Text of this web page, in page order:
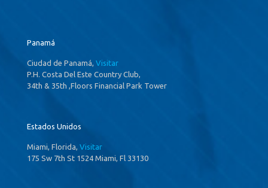
Panamá
Ciudad de Panamá, Visitar
P.H. Costa Del Este Country Club,
34th & 35th ,Floors Financial Park Tower
Estados Unidos
Miami, Florida, Visitar
175 Sw 7th St 1524 Miami, Fl 33130